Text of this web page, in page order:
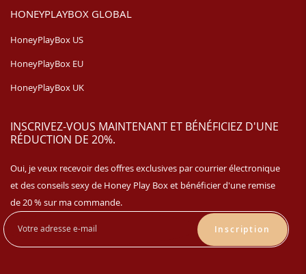
HONEYPLAYBOX GLOBAL
HoneyPlayBox US
HoneyPlayBox EU
HoneyPlayBox UK
INSCRIVEZ-VOUS MAINTENANT ET BÉNÉFICIEZ D'UNE
RÉDUCTION DE 20%.
Oui, je veux recevoir des offres exclusives par courrier électronique
et des conseils sexy de Honey Play Box et bénéficier d'une remise
de 20 % sur ma commande.
Inscription